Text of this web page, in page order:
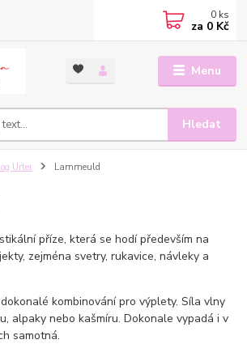
Menu
Hledat
0 ks
za 0 Kč
Urter Lammeuld
příze, která se hodí především na
zejména svetry, rukavice, návleky a
kombinování pro výplety. Síla vlny
alpaky nebo kašmíru. Dokonale vypadá i v
samotná.